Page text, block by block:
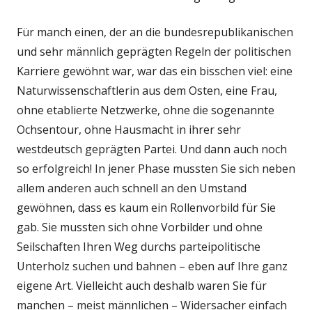
Für manch einen, der an die bundesrepublikanischen
und sehr männlich geprägten Regeln der politischen
Karriere gewöhnt war, war das ein bisschen viel: eine
Naturwissenschaftlerin aus dem Osten, eine Frau,
ohne etablierte Netzwerke, ohne die sogenannte
Ochsentour, ohne Hausmacht in ihrer sehr
westdeutsch geprägten Partei. Und dann auch noch
so erfolgreich! In jener Phase mussten Sie sich neben
allem anderen auch schnell an den Umstand
gewöhnen, dass es kaum ein Rollenvorbild für Sie
gab. Sie mussten sich ohne Vorbilder und ohne
Seilschaften Ihren Weg durchs parteipolitische
Unterholz suchen und bahnen – eben auf Ihre ganz
eigene Art. Vielleicht auch deshalb waren Sie für
manchen – meist männlichen – Widersacher einfach